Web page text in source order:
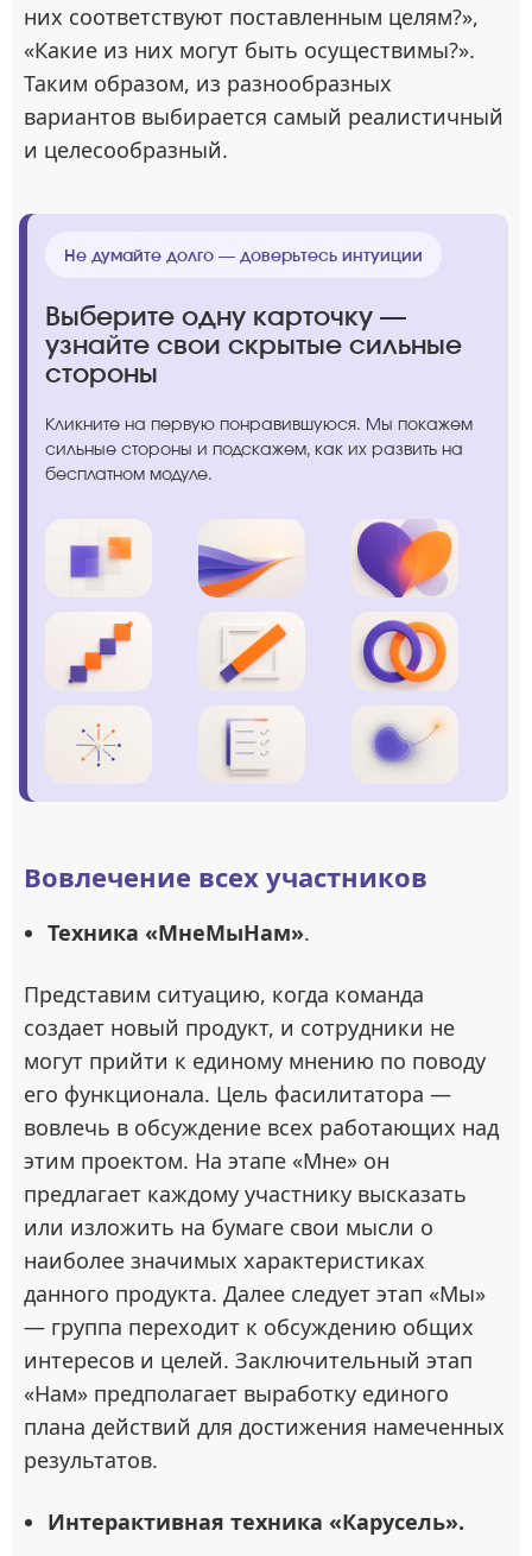
них соответствуют поставленным целям?»,
«Какие из них могут быть осуществимы?».
Таким образом, из разнообразных
вариантов выбирается самый реалистичный
и целесообразный.
Не думайте долго — доверьтесь интуиции
Выберите одну карточку —
узнайте свои скрытые сильные
стороны
Кликните на первую понравившуюся. Мы покажем
сильные стороны и подскажем, как их развить на
бесплатном модуле.
Вовлечение всех участников
Техника «МнеМыНам».
Представим ситуацию, когда команда
создает новый продукт, и сотрудники не
могут прийти к единому мнению по поводу
его функционала. Цель фасилитатора —
вовлечь в обсуждение всех работающих над
этим проектом. На этапе «Мне» он
предлагает каждому участнику высказать
или изложить на бумаге свои мысли о
наиболее значимых характеристиках
данного продукта. Далее следует этап «Мы»
— группа переходит к обсуждению общих
интересов и целей. Заключительный этап
«Нам» предполагает выработку единого
плана действий для достижения намеченных
результатов.
Интерактивная техника «Карусель».